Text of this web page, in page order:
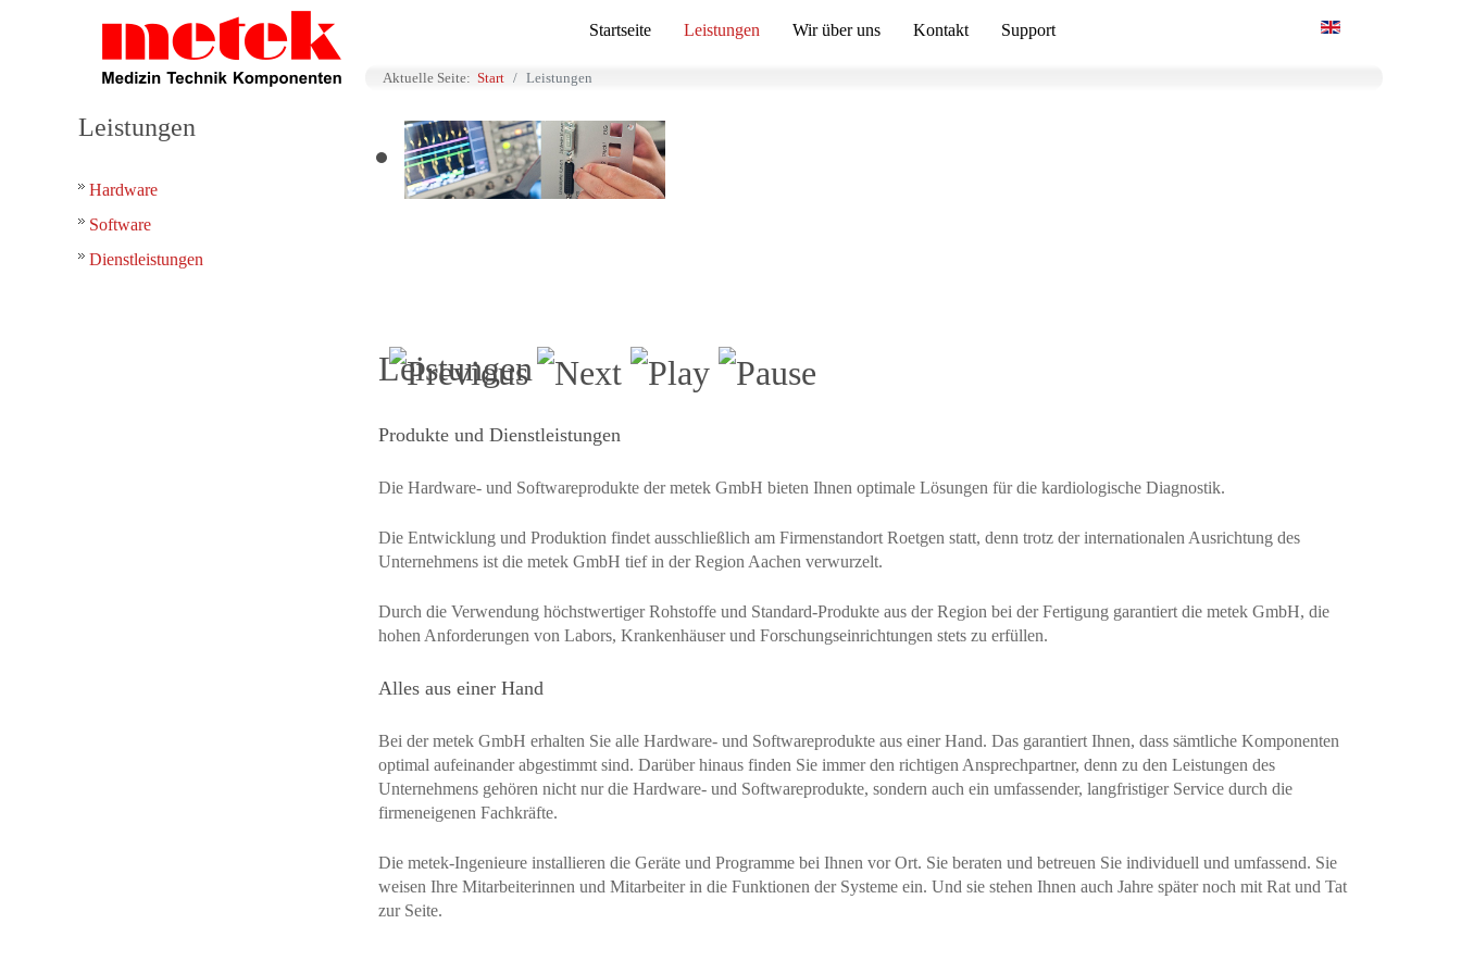
Startseite Leistungen Wir über uns Kontakt Support Sprache auswählen
Aktuelle Seite: Start Leistungen
Leistungen
Hardware
Software
Dienstleistungen
Leistungen
Produkte und Dienstleistungen
Die Hardware- und Softwareprodukte der metek GmbH bieten Ihnen optimale Lösungen für die kardiologische Diagnostik.
Die Entwicklung und Produktion findet ausschließlich am Firmenstandort Roetgen statt, denn trotz der internationalen Ausrichtung des
Unternehmens ist die metek GmbH tief in der Region Aachen verwurzelt.
Durch die Verwendung höchstwertiger Rohstoffe und Standard-Produkte aus der Region bei der Fertigung garantiert die metek GmbH, die
hohen Anforderungen von Labors, Krankenhäuser und Forschungseinrichtungen stets zu erfüllen.
Alles aus einer Hand
Bei der metek GmbH erhalten Sie alle Hardware- und Softwareprodukte aus einer Hand. Das garantiert Ihnen, dass sämtliche Komponenten
optimal aufeinander abgestimmt sind. Darüber hinaus finden Sie immer den richtigen Ansprechpartner, denn zu den Leistungen des
Unternehmens gehören nicht nur die Hardware- und Softwareprodukte, sondern auch ein umfassender, langfristiger Service durch die
firmeneigenen Fachkräfte.
Die metek-Ingenieure installieren die Geräte und Programme bei Ihnen vor Ort. Sie beraten und betreuen Sie individuell und umfassend. Sie
weisen Ihre Mitarbeiterinnen und Mitarbeiter in die Funktionen der Systeme ein. Und sie stehen Ihnen auch Jahre später noch mit Rat und Tat
zur Seite.